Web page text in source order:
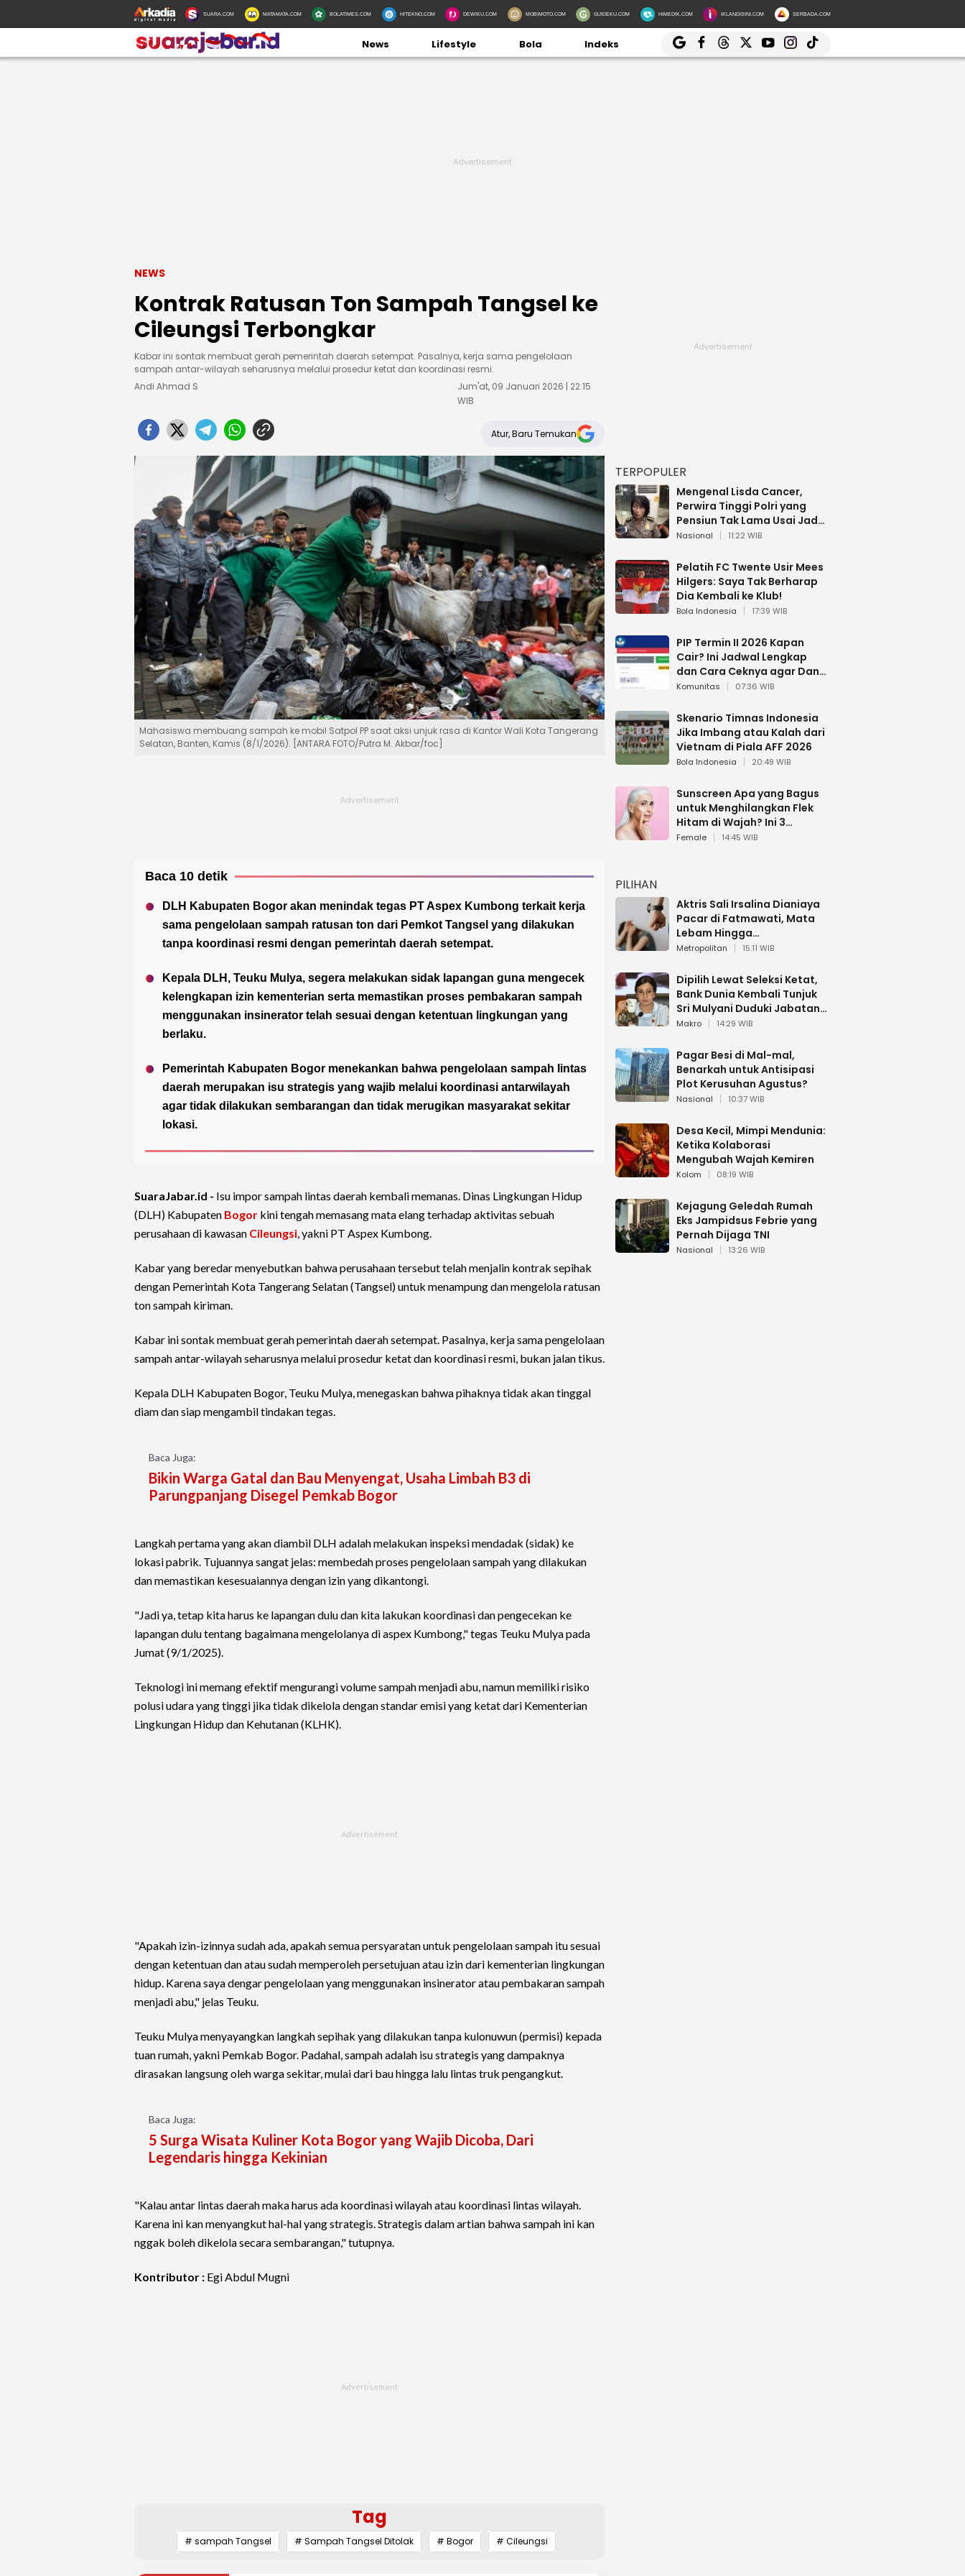
SUARA.COM MATAMATA.COM BOLATIMES.COM HITEKNO.COM DEWIKU.COM MOBIMOTO.COM GUIDEKU.COM HIMEDIK.COM IKLANDISINI.COM SERBADA.COM
News Lifestyle Bola Indeks
NEWS
Kontrak Ratusan Ton Sampah Tangsel ke
Cileungsi Terbongkar
Kabar ini sontak membuat gerah pemerintah daerah setempat. Pasalnya, kerja sama pengelolaan
sampah antar-wilayah seharusnya melalui prosedur ketat dan koordinasi resmi.
Andi Ahmad S
Jum'at, 09 Januari 2026 | 22:15
WIB
Atur, Baru Temukan
Mahasiswa membuang sampah ke mobil Satpol PP saat aksi unjuk rasa di Kantor Wali Kota Tangerang
Selatan, Banten, Kamis (8/1/2026). [ANTARA FOTO/Putra M. Akbar/foc]
Baca 10 detik
DLH Kabupaten Bogor akan menindak tegas PT Aspex Kumbong terkait kerja
sama pengelolaan sampah ratusan ton dari Pemkot Tangsel yang dilakukan
tanpa koordinasi resmi dengan pemerintah daerah setempat.
Kepala DLH, Teuku Mulya, segera melakukan sidak lapangan guna mengecek
kelengkapan izin kementerian serta memastikan proses pembakaran sampah
menggunakan insinerator telah sesuai dengan ketentuan lingkungan yang
berlaku.
Pemerintah Kabupaten Bogor menekankan bahwa pengelolaan sampah lintas
daerah merupakan isu strategis yang wajib melalui koordinasi antarwilayah
agar tidak dilakukan sembarangan dan tidak merugikan masyarakat sekitar
lokasi.
SuaraJabar.id - Isu impor sampah lintas daerah kembali memanas. Dinas Lingkungan Hidup
(DLH) Kabupaten Bogor kini tengah memasang mata elang terhadap aktivitas sebuah
perusahaan di kawasan Cileungsi, yakni PT Aspex Kumbong.
Kabar yang beredar menyebutkan bahwa perusahaan tersebut telah menjalin kontrak sepihak
dengan Pemerintah Kota Tangerang Selatan (Tangsel) untuk menampung dan mengelola ratusan
ton sampah kiriman.
Kabar ini sontak membuat gerah pemerintah daerah setempat. Pasalnya, kerja sama pengelolaan
sampah antar-wilayah seharusnya melalui prosedur ketat dan koordinasi resmi, bukan jalan tikus.
Kepala DLH Kabupaten Bogor, Teuku Mulya, menegaskan bahwa pihaknya tidak akan tinggal
diam dan siap mengambil tindakan tegas.
Baca Juga:
Bikin Warga Gatal dan Bau Menyengat, Usaha Limbah B3 di
Parungpanjang Disegel Pemkab Bogor
Langkah pertama yang akan diambil DLH adalah melakukan inspeksi mendadak (sidak) ke
lokasi pabrik. Tujuannya sangat jelas: membedah proses pengelolaan sampah yang dilakukan
dan memastikan kesesuaiannya dengan izin yang dikantongi.
"Jadi ya, tetap kita harus ke lapangan dulu dan kita lakukan koordinasi dan pengecekan ke
lapangan dulu tentang bagaimana mengelolanya di aspex Kumbong," tegas Teuku Mulya pada
Jumat (9/1/2025).
Teknologi ini memang efektif mengurangi volume sampah menjadi abu, namun memiliki risiko
polusi udara yang tinggi jika tidak dikelola dengan standar emisi yang ketat dari Kementerian
Lingkungan Hidup dan Kehutanan (KLHK).
"Apakah izin-izinnya sudah ada, apakah semua persyaratan untuk pengelolaan sampah itu sesuai
dengan ketentuan dan atau sudah memperoleh persetujuan atau izin dari kementerian lingkungan
hidup. Karena saya dengar pengelolaan yang menggunakan insinerator atau pembakaran sampah
menjadi abu," jelas Teuku.
Teuku Mulya menyayangkan langkah sepihak yang dilakukan tanpa kulonuwun (permisi) kepada
tuan rumah, yakni Pemkab Bogor. Padahal, sampah adalah isu strategis yang dampaknya
dirasakan langsung oleh warga sekitar, mulai dari bau hingga lalu lintas truk pengangkut.
Baca Juga:
5 Surga Wisata Kuliner Kota Bogor yang Wajib Dicoba, Dari
Legendaris hingga Kekinian
"Kalau antar lintas daerah maka harus ada koordinasi wilayah atau koordinasi lintas wilayah.
Karena ini kan menyangkut hal-hal yang strategis. Strategis dalam artian bahwa sampah ini kan
nggak boleh dikelola secara sembarangan," tutupnya.
Kontributor : Egi Abdul Mugni
Tag
# sampah Tangsel # Sampah Tangsel Ditolak # Bogor # Cileungsi
TERPOPULER
Mengenal Lisda Cancer,
Perwira Tinggi Polri yang
Pensiun Tak Lama Usai Jadi
Brigjen
Nasional 11:22 WIB
Pelatih FC Twente Usir Mees
Hilgers: Saya Tak Berharap
Dia Kembali ke Klub!
Bola Indonesia 17:39 WIB
PIP Termin II 2026 Kapan
Cair? Ini Jadwal Lengkap
dan Cara Ceknya agar Dana
Tidak Hangus!
Komunitas 07:36 WIB
Skenario Timnas Indonesia
Jika Imbang atau Kalah dari
Vietnam di Piala AFF 2026
Bola Indonesia 20:49 WIB
Sunscreen Apa yang Bagus
untuk Menghilangkan Flek
Hitam di Wajah? Ini 3
Rekomendasi sesuai Review
Female 14:45 WIB
PILIHAN
Aktris Sali Irsalina Dianiaya
Pacar di Fatmawati, Mata
Lebam Hingga
Diselamatkan Polantas
Metropolitan 15:11 WIB
Dipilih Lewat Seleksi Ketat,
Bank Dunia Kembali Tunjuk
Sri Mulyani Duduki Jabatan
Strategis
Makro 14:29 WIB
Pagar Besi di Mal-mal,
Benarkah untuk Antisipasi
Plot Kerusuhan Agustus?
Nasional 10:37 WIB
Desa Kecil, Mimpi Mendunia:
Ketika Kolaborasi
Mengubah Wajah Kemiren
Kolom 08:19 WIB
Kejagung Geledah Rumah
Eks Jampidsus Febrie yang
Pernah Dijaga TNI
Nasional 13:26 WIB